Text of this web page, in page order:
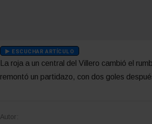
ESCUCHAR ARTÍCULO
La roja a un central del Villero cambió el
remontó un partidazo, con dos goles
Autor: